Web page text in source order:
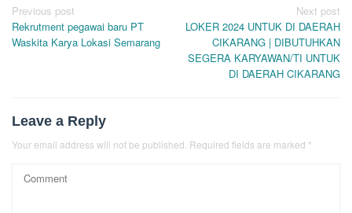
Post
navigation
Previous post
Rekrutment pegawai baru PT
Waskita Karya Lokasi Semarang
Next post
LOKER 2024 UNTUK DI DAERAH
CIKARANG | DIBUTUHKAN
SEGERA KARYAWAN/TI UNTUK
DI DAERAH CIKARANG
Leave a Reply
Your email address will not be published. Required fields are marked *